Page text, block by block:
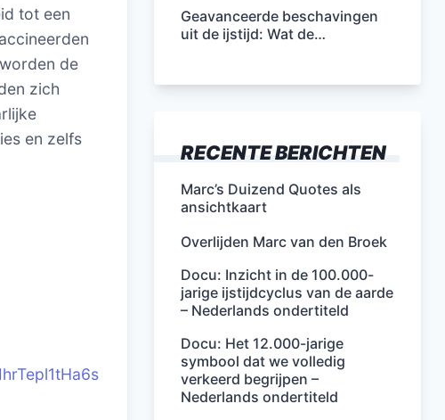
tot een
de
zich
en zelfs
Geavanceerde beschavingen
uit de ijstijd: Wat de…
RECENTE BERICHTEN
Marc’s Duizend Quotes als
ansichtkaart
Overlijden Marc van den Broek
Docu: Inzicht in de 100.000-
jarige ijstijdcyclus van de aarde
– Nederlands ondertiteld
Docu: Het 12.000-jarige
symbool dat we volledig
verkeerd begrijpen –
Nederlands ondertiteld